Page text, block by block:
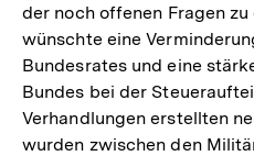
der noch offenen Fragen zu
wünschte eine
Bundesrates und eine
Bundes bei der
Verhandlungen erstellten
wurden zwischen den